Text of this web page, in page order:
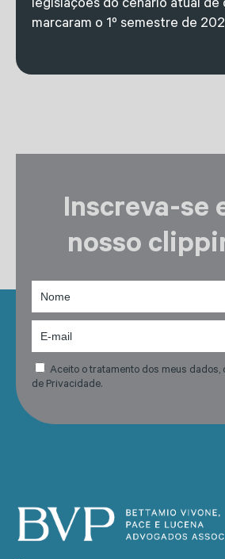
legislações do cenário atual de
marcaram o 1º semestre de
Inscreva-se
nosso
Aceito o tratamento dos meus dados,
de Privacidade.